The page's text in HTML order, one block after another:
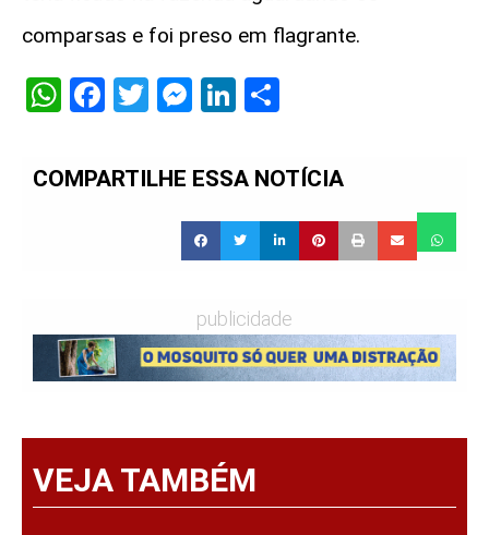
comparsas e foi preso em flagrante.
WhatsApp
Facebook
Twitter
Messenger
LinkedIn
COMPARTILHE ESSA NOTÍCIA
publicidade
VEJA TAMBÉM